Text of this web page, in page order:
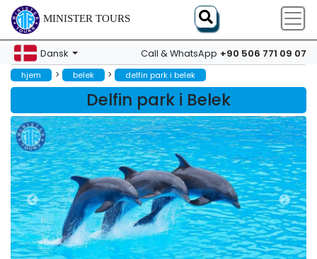
MINISTER TOURS
Dansk Call & WhatsApp +90 506 771 09 07
hjem > belek > delfin park i belek
Delfin park i Belek